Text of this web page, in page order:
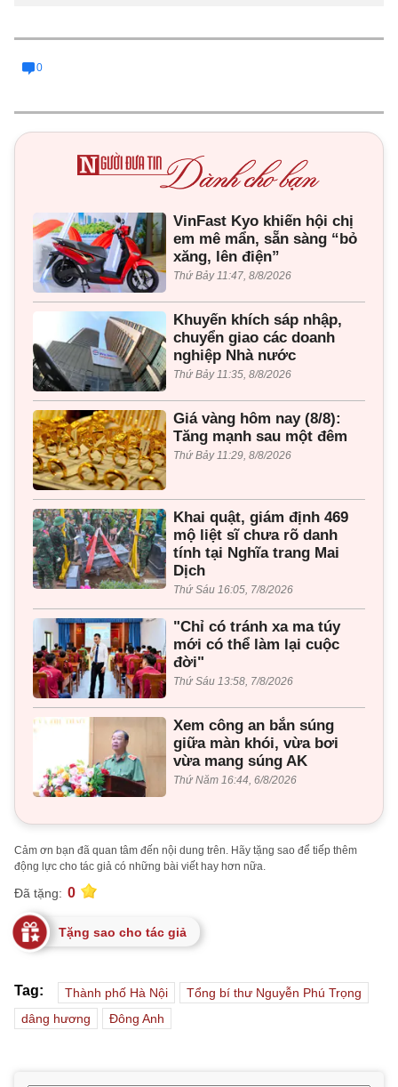
0
VinFast Kyo khiến hội chị
em mê mẩn, sẵn sàng “bỏ
xăng, lên điện”
Thứ Bảy 11:47, 8/8/2026
Khuyến khích sáp nhập,
chuyển giao các doanh
nghiệp Nhà nước
Thứ Bảy 11:35, 8/8/2026
Giá vàng hôm nay (8/8):
Tăng mạnh sau một đêm
Thứ Bảy 11:29, 8/8/2026
Khai quật, giám định 469
mộ liệt sĩ chưa rõ danh
tính tại Nghĩa trang Mai
Dịch
Thứ Sáu 16:05, 7/8/2026
"Chỉ có tránh xa ma túy
mới có thể làm lại cuộc
đời"
Thứ Sáu 13:58, 7/8/2026
Xem công an bắn súng
giữa màn khói, vừa bơi
vừa mang súng AK
Thứ Năm 16:44, 6/8/2026
Cảm ơn bạn đã quan tâm đến nội dung trên. Hãy tặng sao để tiếp thêm
động lực cho tác giả có những bài viết hay hơn nữa.
Đã tặng: 0
Tặng sao cho tác giả
Tag: Thành phố Hà Nội
Tổng bí thư Nguyễn Phú Trọng
dâng hương
Đông Anh